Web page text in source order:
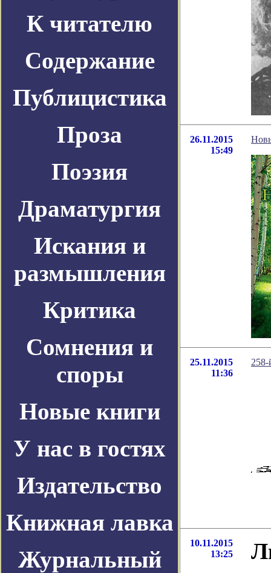
К читателю
Содержание
Публицистика
Проза
Поэзия
Драматургия
Искания и
размышления
Критика
Сомнения и
споры
Новые книги
У нас в гостях
Издательство
Книжная лавка
Журнальный
26.11.2015
15:49
25.11.2015
11:36
258-
10.11.2015
13:25